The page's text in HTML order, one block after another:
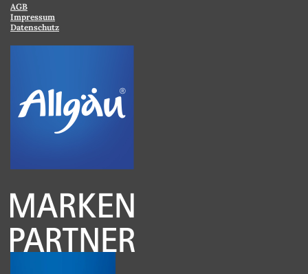
AGB
Impressum
Datenschutz